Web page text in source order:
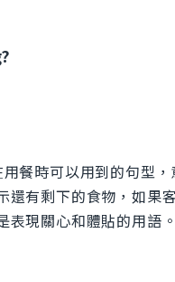
餐時可以用到的句型
有剩下的食物，如果
表現關心和體貼的用語。